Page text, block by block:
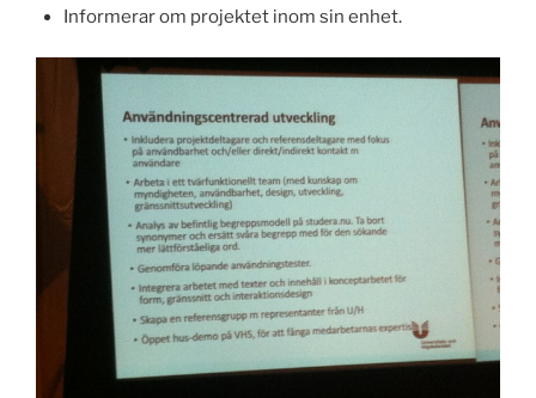
Informerar om projektet inom sin enhet.